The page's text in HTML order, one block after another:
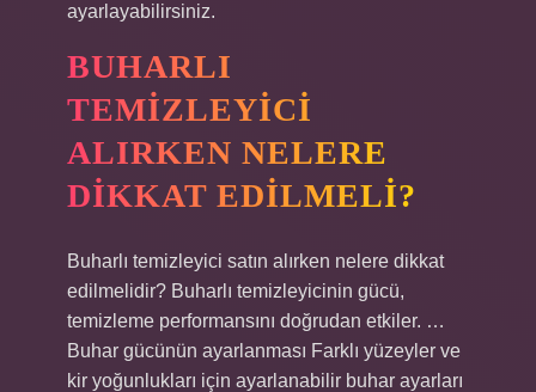
ayarlayabilirsiniz.
BUHARLI
TEMIZLEYICI
ALIRKEN NELERE
DIKKAT EDILMELI?
Buharlı temizleyici satın alırken nelere dikkat
edilmelidir? Buharlı temizleyicinin gücü,
temizleme performansını doğrudan etkiler. …
Buhar gücünün ayarlanması Farklı yüzeyler ve
kir yoğunlukları için ayarlanabilir buhar ayarları